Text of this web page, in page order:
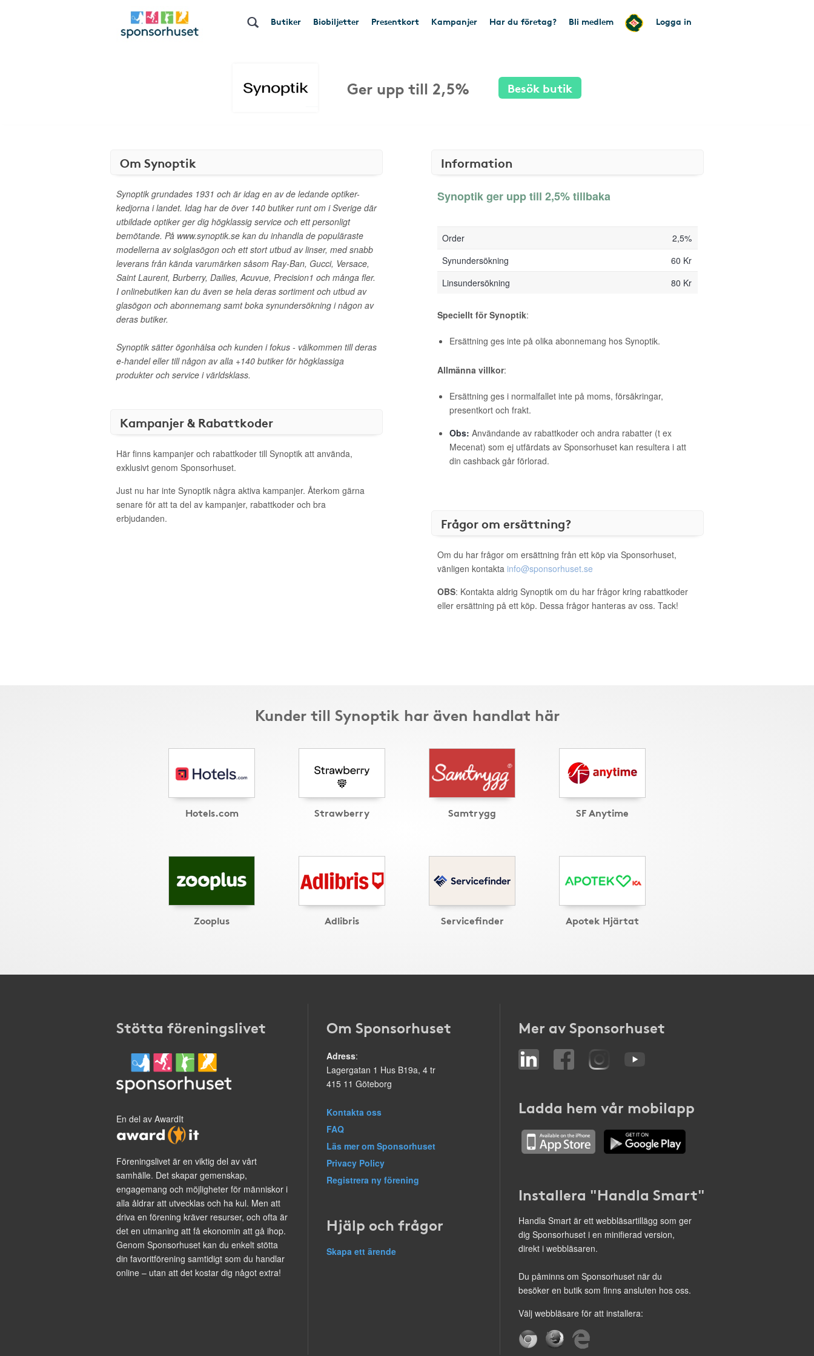
Butiker Biobiljetter Presentkort Kampanjer Har du företag? Bli medlem Logga in
Ger upp till 2,5% Besök butik
Om Synoptik
Synoptik grundades 1931 och är idag en av de ledande optiker-
kedjorna i landet. Idag har de över 140 butiker runt om i Sverige där
utbildade optiker ger dig högklassig service och ett personligt
bemötande. På www.synoptik.se kan du inhandla de populäraste
modellerna av solglasögon och ett stort utbud av linser, med snabb
leverans från kända varumärken såsom Ray-Ban, Gucci, Versace,
Saint Laurent, Burberry, Dailies, Acuvue, Precision1 och många fler.
I onlinebutiken kan du även se hela deras sortiment och utbud av
glasögon och abonnemang samt boka synundersökning i någon av
deras butiker.
Synoptik sätter ögonhälsa och kunden i fokus - välkommen till deras
e-handel eller till någon av alla +140 butiker för högklassiga
produkter och service i världsklass.
Kampanjer & Rabattkoder
Här finns kampanjer och rabattkoder till Synoptik att använda,
exklusivt genom Sponsorhuset.
Just nu har inte Synoptik några aktiva kampanjer. Återkom gärna
senare för att ta del av kampanjer, rabattkoder och bra
erbjudanden.
Information
Synoptik ger upp till 2,5% tillbaka
Order
2,5%
Synundersökning
60 Kr
Linsundersökning
80 Kr
Speciellt för Synoptik:
Ersättning ges inte på olika abonnemang hos Synoptik.
Allmänna villkor:
Ersättning ges i normalfallet inte på moms, försäkringar,
presentkort och frakt.
Obs: Användande av rabattkoder och andra rabatter (t ex
Mecenat) som ej utfärdats av Sponsorhuset kan resultera i att
din cashback går förlorad.
Frågor om ersättning?
Om du har frågor om ersättning från ett köp via Sponsorhuset,
vänligen kontakta info@sponsorhuset.se
OBS: Kontakta aldrig Synoptik om du har frågor kring rabattkoder
eller ersättning på ett köp. Dessa frågor hanteras av oss. Tack!
Kunder till Synoptik har även handlat här
Hotels.com Strawberry Samtrygg SF Anytime
Zooplus Adlibris Servicefinder Apotek Hjärtat
Stötta föreningslivet
En del av AwardIt
Föreningslivet är en viktig del av vårt
samhälle. Det skapar gemenskap,
engagemang och möjligheter för människor i
alla åldrar att utvecklas och ha kul. Men att
driva en förening kräver resurser, och ofta är
det en utmaning att få ekonomin att gå ihop.
Genom Sponsorhuset kan du enkelt stötta
din favoritförening samtidigt som du handlar
online – utan att det kostar dig något extra!
Om Sponsorhuset
Adress:
Lagergatan 1 Hus B19a, 4 tr
415 11 Göteborg
Kontakta oss
FAQ
Läs mer om Sponsorhuset
Privacy Policy
Registrera ny förening
Hjälp och frågor
Skapa ett ärende
Mer av Sponsorhuset
Ladda hem vår mobilapp
Installera "Handla Smart"
Handla Smart är ett webbläsartillägg som ger
dig Sponsorhuset i en minifierad version,
direkt i webbläsaren.
Du påminns om Sponsorhuset när du
besöker en butik som finns ansluten hos oss.
Välj webbläsare för att installera: